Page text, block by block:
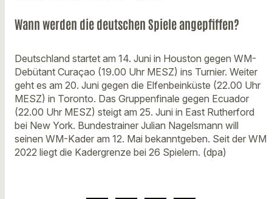
Wann werden die deutschen Spiele angepfiffen?
Deutschland startet am 14. Juni in Houston gegen WM-
Debütant Curaçao (19.00 Uhr MESZ) ins Turnier. Weiter
geht es am 20. Juni gegen die Elfenbeinküste (22.00 Uhr
MESZ) in Toronto. Das Gruppenfinale gegen Ecuador
(22.00 Uhr MESZ) steigt am 25. Juni in East Rutherford
bei New York. Bundestrainer Julian Nagelsmann will
seinen WM-Kader am 12. Mai bekanntgeben. Seit der WM
2022 liegt die Kadergrenze bei 26 Spielern. (dpa)